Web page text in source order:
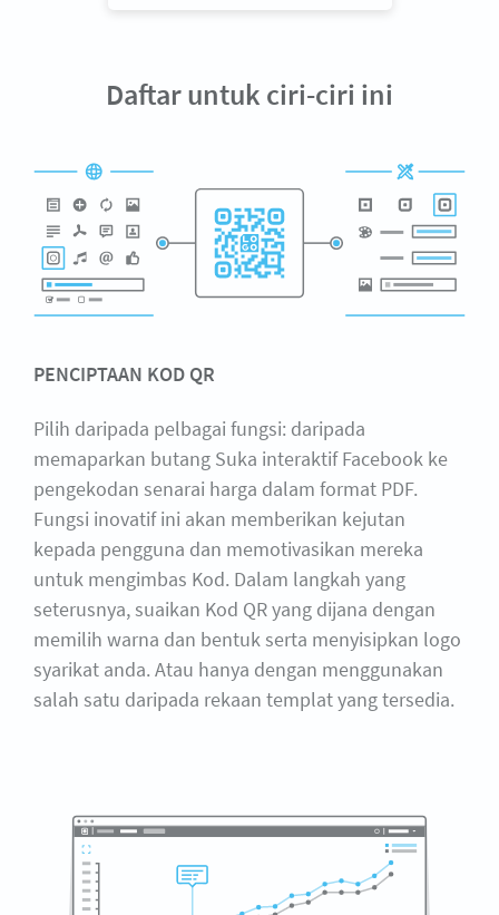
Daftar untuk ciri-ciri ini
PENCIPTAAN KOD QR
Pilih daripada pelbagai fungsi: daripada
memaparkan butang Suka interaktif Facebook ke
pengekodan senarai harga dalam format PDF.
Fungsi inovatif ini akan memberikan kejutan
kepada pengguna dan memotivasikan mereka
untuk mengimbas Kod. Dalam langkah yang
seterusnya, suaikan Kod QR yang dijana dengan
memilih warna dan bentuk serta menyisipkan logo
syarikat anda. Atau hanya dengan menggunakan
salah satu daripada rekaan templat yang tersedia.